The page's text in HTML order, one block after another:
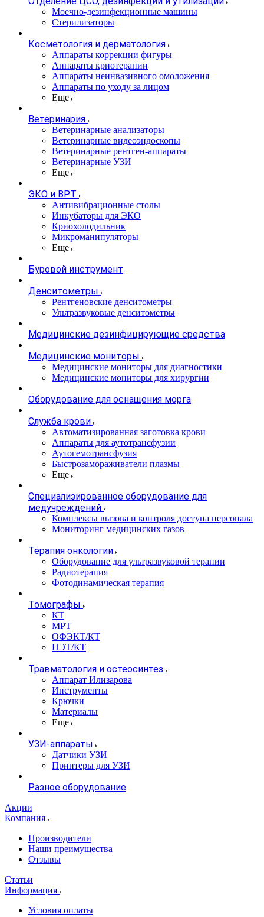
Моечно-дезинфекционные машины
Стерилизаторы
Косметология и дерматология
Аппараты коррекции фигуры
Аппараты криотерапии
Аппараты неинвазивного омоложения
Аппараты по уходу за лицом
Еще
Ветеринария
Ветеринарные анализаторы
Ветеринарные видеоэндоскопы
Ветеринарные рентген-аппараты
Ветеринарные УЗИ
Еще
ЭКО и ВРТ
Антивибрационные столы
Инкубаторы для ЭКО
Криохолодильник
Микроманипуляторы
Еще
Буровой инструмент
Денситометры
Рентгеновские денситометры
Ультразвуковые денситометры
Медицинские дезинфицирующие средства
Медицинские мониторы
Медицинские мониторы для диагностики
Медицинские мониторы для хирургии
Оборудование для оснащения морга
Служба крови
Автоматизированная заготовка крови
Аппараты для аутотрансфузии
Аутогемотрансфузия
Быстрозамораживатели плазмы
Еще
Специализированное оборудование для
медучреждений
Комплексы вызова и контроля доступа персонала
Мониторинг медицинских газов
Терапия онкологии
Оборудование для ультразвуковой терапии
Радиотерапия
Фотодинамическая терапия
Томографы
КТ
МРТ
ОФЭКТ/КТ
ПЭТ/КТ
Травматология и остеосинтез
Аппарат Илизарова
Инструменты
Крючки
Материалы
Еще
УЗИ-аппараты
Датчики УЗИ
Принтеры для УЗИ
Разное оборудование
Акции
Компания
Производители
Наши преимущества
Отзывы
Статьи
Информация
Условия оплаты